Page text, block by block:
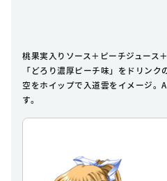
桃果実入りソース＋ピーチジュース
「どろり濃厚ピーチ味」をドリン
空をホイップで入道雲をイメージ。
す。